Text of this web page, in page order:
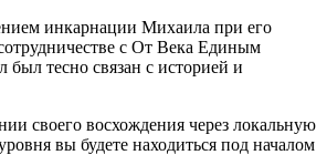
инкарнации Михаила при его
с От Века Единым
тесно связан с историей и
своего восхождения через локальную
вы будете находиться под началом